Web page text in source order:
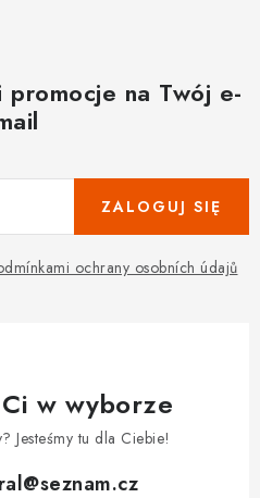
na Twój e-
ochrany osobních údajů
ZALOGUJ SIĘ
w wyborze
Jesteśmy tu dla Ciebie!
@seznam.cz